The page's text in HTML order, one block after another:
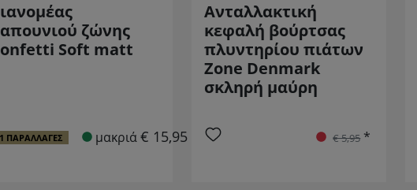
ζώνης
Soft matt
μακριά€ 15,95 *
ΠΑΡΑΛΛΑΓΈΣ
Ανταλλακτική
κεφαλή βούρτσας
πλυντηρίου πιάτων
Zone Denmark
σκληρή μαύρη
€ 5,95*